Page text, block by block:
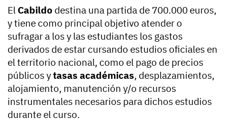
El Cabildo destina una partida de 700.000 euros,
y tiene como principal objetivo atender o
sufragar a los y las estudiantes los gastos
derivados de estar cursando estudios oficiales en
el territorio nacional, como el pago de precios
públicos ytasas académicas, desplazamientos,
alojamiento, manutención y/o recursos
instrumentales necesarios para dichos estudios
durante el curso.